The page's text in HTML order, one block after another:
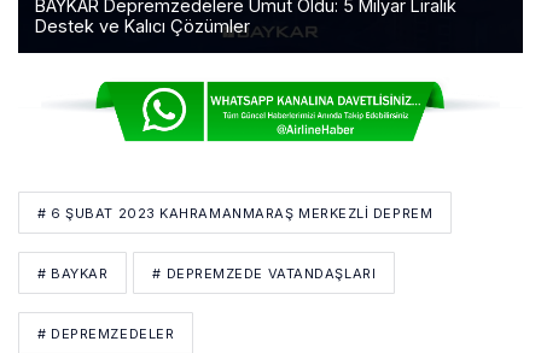
BAYKAR Depremzedelere Umut Oldu: 5 Milyar Liralık
Destek ve Kalıcı Çözümler
# 6 ŞUBAT 2023 KAHRAMANMARAŞ MERKEZLI DEPREM
# BAYKAR # DEPREMZEDE VATANDAŞLARI
# DEPREMZEDELER